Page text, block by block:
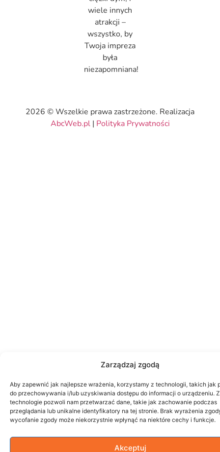
Zarządzaj zgodą
Aby zapewnić jak najlepsze wrażenia, korzystamy z technologii, takich jak
do przechowywania i/lub uzyskiwania dostępu do informacji o urządzeniu.
technologie pozwoli nam przetwarzać dane, takie jak zachowanie podczas
przeglądania lub unikalne identyfikatory na tej stronie. Brak wyrażenia
wycofanie zgody może niekorzystnie wpłynąć na niektóre cechy i funkcje.
Akceptuj
wiele innych
atrakcji –
wszystko, by
Twoja impreza
była
niezapomniana!
2026 © Wszelkie prawa zastrzeżone. Realizacja
AbcWeb.pl| Polityka Prywatności